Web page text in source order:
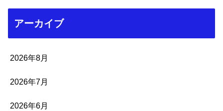
アーカイブ
2026年8月
2026年7月
2026年6月